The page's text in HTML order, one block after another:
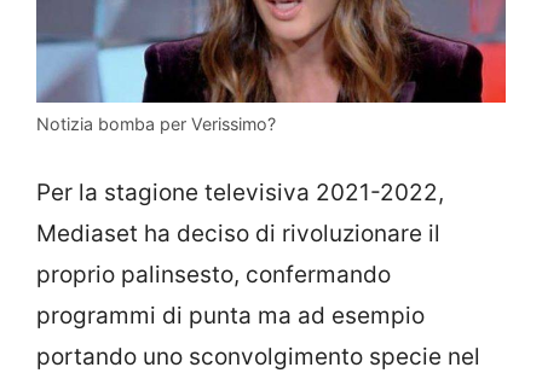
Notizia bomba per Verissimo?
Per la stagione televisiva 2021-2022,
Mediaset ha deciso di rivoluzionare il
proprio palinsesto, confermando
programmi di punta ma ad esempio
portando uno sconvolgimento specie nel